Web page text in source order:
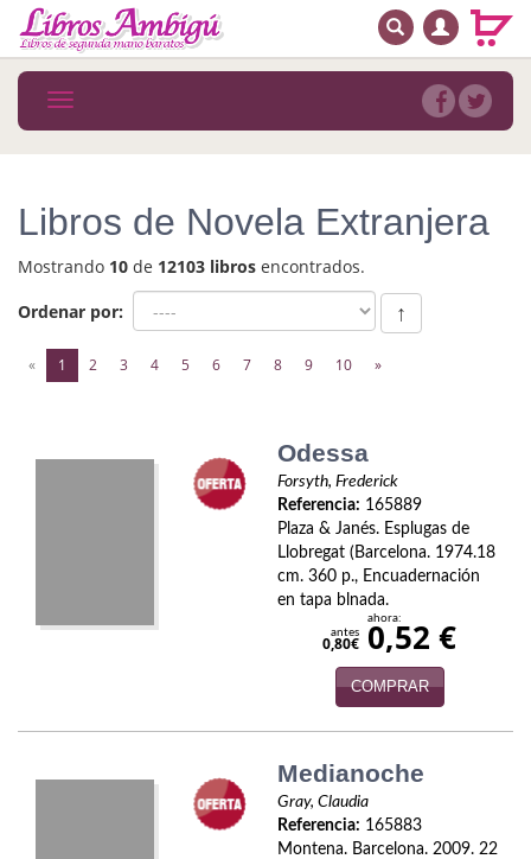
MENÚ PRINCIPAL
Novedades
MATERIAS
Astrología. Ocultismo
Autoayuda. Conocimiento personal
Cómic
Cuentos y relatos
BUSCAR
Toggle
navigation
Libros de Novela Extranjera
Mostrando 10 de 12103 libros encontrados.
Ordenar por:
↑
« 1 (current)
2 3 4 5 6 7 8 9 10 »
Odessa
Forsyth, Frederick
Referencia: 165889
Plaza & Janés. Esplugas de
Llobregat (Barcelona. 1974.18
cm. 360 p., Encuadernación
en tapa blnada.
antes
0,80€
ahora:
0,52 €
COMPRAR
Medianoche
Gray, Claudia
Referencia: 165883
Montena. Barcelona. 2009. 22